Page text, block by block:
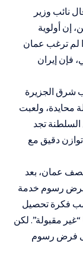
نائب وزير
إن أولوية
لم ترغب عمان
فإن إيران
شرق الجزيرة
محايدة، ولعبت
السلطنة تجد
دقيق مع
عمان، بعد
رسوم خدمة
فكرة تحصيل
مقبولة”. لكن
فرض رسوم